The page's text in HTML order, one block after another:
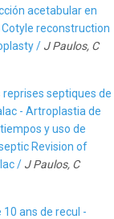
acetabular en
reconstruction
/ J Paulos, C
reprises septiques de
- Artroplastia de
y uso de
Revision of
/ J Paulos, C
ans de recul -